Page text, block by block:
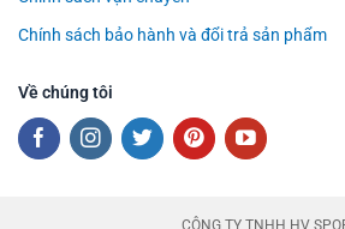
Chính sách bảo hành và đổi trả sản phẩm
Về chúng tôi
CÔNG TY TNHH HV